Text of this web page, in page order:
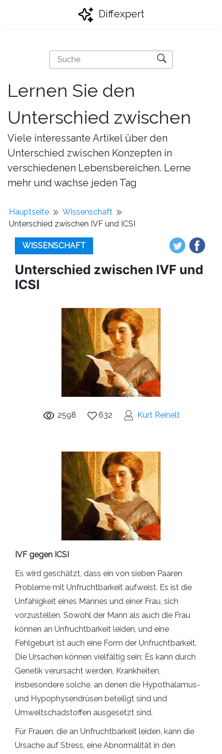
Diffexpert
Lernen Sie den
Unterschied zwischen
Viele interessante Artikel über den
Unterschied zwischen Konzepten in
verschiedenen Lebensbereichen. Lerne
mehr und wachse jeden Tag
Hauptseite
Wissenschaft
Unterschied zwischen IVF und ICSI
WISSENSCHAFT
Unterschied zwischen IVF und
ICSI
2598 632 Kurt Reinelt
IVF gegen ICSI
Es wird geschätzt, dass ein von sieben Paaren
Probleme mit Unfruchtbarkeit aufweist. Es ist die
Unfähigkeit eines Mannes und einer Frau, sich
vorzustellen. Sowohl der Mann als auch die Frau
können an Unfruchtbarkeit leiden, und eine
Fehlgeburt ist auch eine Form der Unfruchtbarkeit.
Die Ursachen können vielfältig sein; Es kann durch
Genetik verursacht werden, Krankheiten,
insbesondere solche, an denen die Hypothalamus-
und Hypophysendrüsen beteiligt sind und
Umweltschadstoffen ausgesetzt sind.
Für Frauen, die an Unfruchtbarkeit leiden, kann die
Ursache auf Stress, eine Abnormalität in den